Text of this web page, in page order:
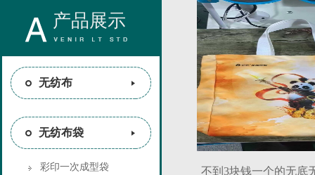
产品展示
无纺布
无纺布袋
彩印一次成型袋 不到3块钱一个的无底